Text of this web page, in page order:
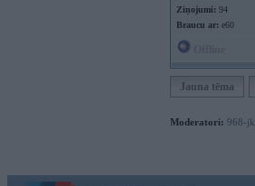
Ziņojumi: 94
Braucu ar: e60
Jauna tēma
Moderatori: 968-jk